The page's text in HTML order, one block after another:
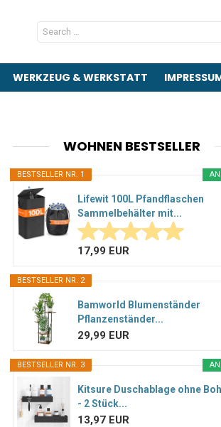
Search
for:
WERKZEUG & WERKSTATT
WOHNEN BESTSELLER
BESTSELLER NR. 1
Lifewit 100L Pfandflaschen
Sammelbehälter mit...
17,99 EUR
BESTSELLER NR. 2
Bamworld Blumenständer
Pflanzenständer...
29,99 EUR
BESTSELLER NR. 3
Kitsure Duschablage ohne
- 2 Stück...
13,97 EUR